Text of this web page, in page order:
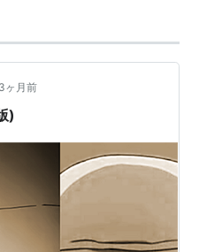
3ヶ月前
)